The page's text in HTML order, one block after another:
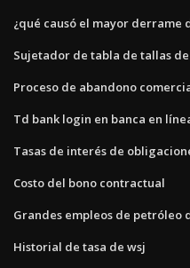
¿qué causó el mayor derrame
Sujetador de tabla de tallas
Proceso de abandono
Td bank login en banca en
Tasas de interés de
Costo del bono contractual
Grandes empleos de petróleo
Historial de tasa de wsj